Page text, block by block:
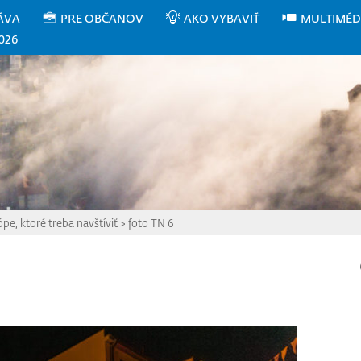
PRE OBČANOV AKO VYBAVIŤ
ktoré treba navštíviť> foto TN 6